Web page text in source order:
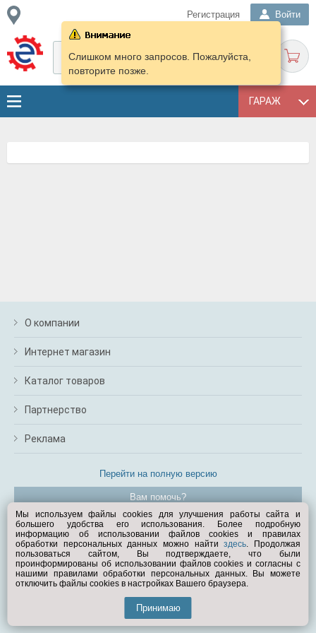
Регистрация Войти
ГАРАЖ
Слишком много запросов. Пожалуйста,
повторите позже.
О компании
Интернет магазин
Каталог товаров
Партнерство
Реклама
Перейти на полную версию
Вам помочь?
© Exist.ru 1998—2026
Мы используем файлы cookies для улучшения работы сайта и
большего удобства его использования. Более подробную
информацию об использовании файлов cookies и правилах
обработки персональных данных можно найтиздесь. Продолжая
пользоваться сайтом, Вы подтверждаете, что были
проинформированы об использовании файлов cookies и согласны с
нашими правилами обработки персональных данных. Вы можете
отключить файлы cookies в настройках Вашего браузера.
Принимаю